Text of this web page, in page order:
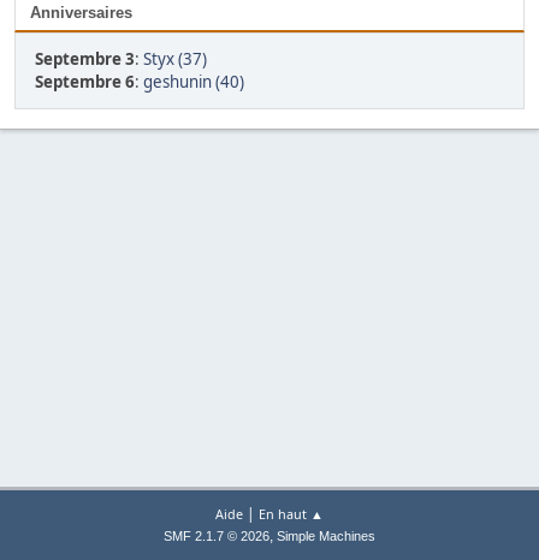
Anniversaires
Septembre 3: Styx (37)
Septembre 6: geshunin (40)
Aide | En haut ▲
SMF 2.1.7 © 2026, Simple Machines